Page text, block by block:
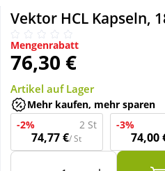
Natur & Homöopathie
Sanitätshaus
Sport & Fitness
Tierbedarf
Vektor HCL Kapseln,
Mengenrabatt
76,30 €
Artikel auf Lager
Mehr kaufen, mehr sparen
-2%
2 St
74,77 €/ St
-3%
74,00